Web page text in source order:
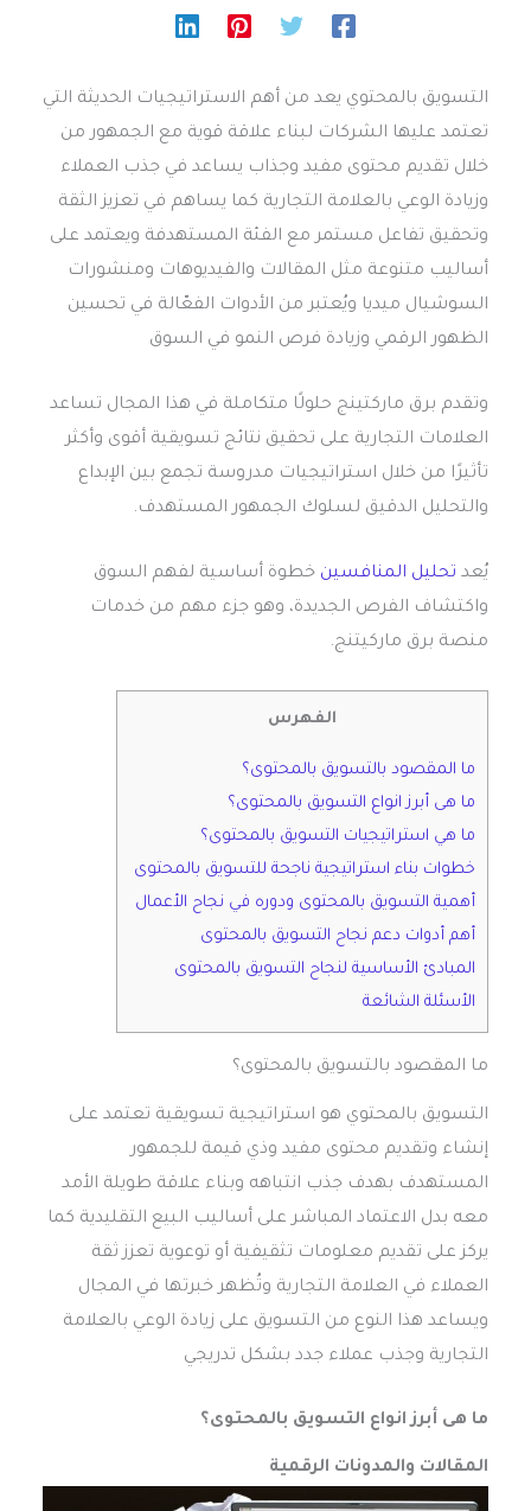
التسويق بالمحتوي يعد من أهم الاستراتيجيات الحديثة التي
تعتمد عليها الشركات لبناء علاقة قوية مع الجمهور من
خلال تقديم محتوى مفيد وجذاب يساعد في جذب العملاء
وزيادة الوعي بالعلامة التجارية كما يساهم في تعزيز الثقة
وتحقيق تفاعل مستمر مع الفئة المستهدفة ويعتمد على
أساليب متنوعة مثل المقالات والفيديوهات ومنشورات
السوشيال ميديا ويُعتبر من الأدوات الفعّالة في تحسين
الظهور الرقمي وزيادة فرص النمو في السوق
وتقدم برق ماركتينج حلولًا متكاملة في هذا المجال تساعد
العلامات التجارية على تحقيق نتائج تسويقية أقوى وأكثر
تأثيرًا من خلال استراتيجيات مدروسة تجمع بين الإبداع
والتحليل الدقيق لسلوك الجمهور المستهدف.
يُعد تحليل المنافسين خطوة أساسية لفهم السوق
واكتشاف الفرص الجديدة، وهو جزء مهم من خدمات
منصة برق ماركيتنج.
الفهرس
ما المقصود بالتسويق بالمحتوى؟
ما هى أبرز انواع التسويق بالمحتوى؟
ما هي استراتيجيات التسويق بالمحتوى؟
خطوات بناء استراتيجية ناجحة للتسويق بالمحتوى
أهمية التسويق بالمحتوى ودوره في نجاح الأعمال
أهم أدوات دعم نجاح التسويق بالمحتوى
المبادئ الأساسية لنجاح التسويق بالمحتوى
الأسئلة الشائعة
ما المقصود بالتسويق بالمحتوى؟
التسويق بالمحتوي هو استراتيجية تسويقية تعتمد على
إنشاء وتقديم محتوى مفيد وذي قيمة للجمهور
المستهدف بهدف جذب انتباهه وبناء علاقة طويلة الأمد
معه بدل الاعتماد المباشر على أساليب البيع التقليدية كما
يركز على تقديم معلومات تثقيفية أو توعوية تعزز ثقة
العملاء في العلامة التجارية وتُظهر خبرتها في المجال
ويساعد هذا النوع من التسويق على زيادة الوعي بالعلامة
التجارية وجذب عملاء جدد بشكل تدريجي
ما هى أبرز انواع التسويق بالمحتوى؟
المقالات والمدونات الرقمية